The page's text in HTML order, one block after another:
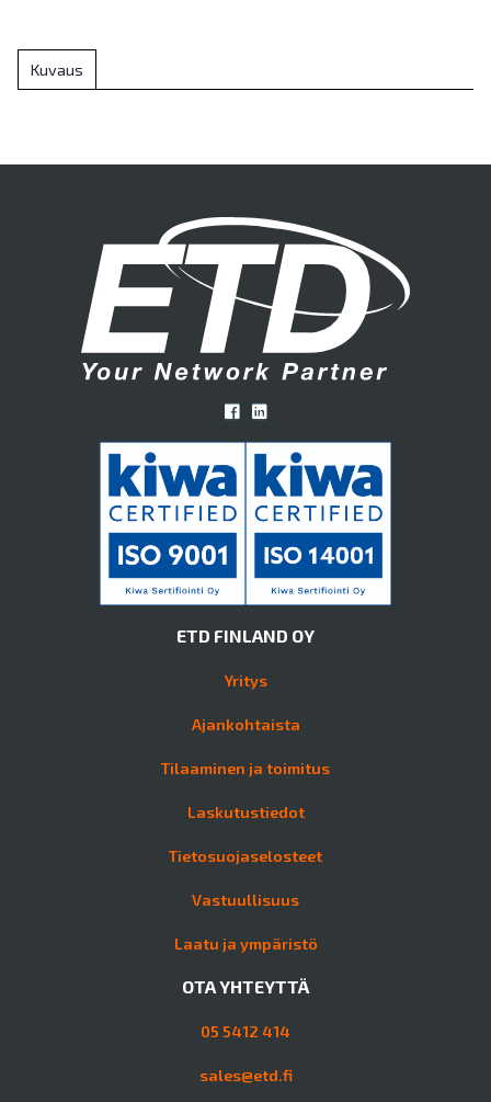
Kuvaus
ETD FINLAND OY
Yritys
Ajankohtaista
Tilaaminen ja toimitus
Laskutustiedot
Tietosuojaselosteet
Vastuullisuus
Laatu ja ympäristö
OTA YHTEYTTÄ
05 5412 414
sales@etd.fi